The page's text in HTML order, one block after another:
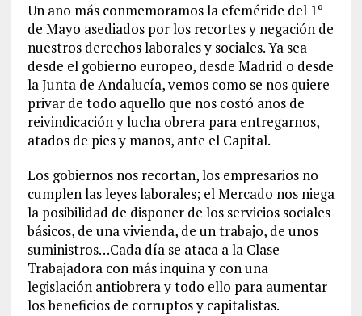
Un año más conmemoramos la efeméride del 1º
de Mayo asediados por los recortes y negación de
nuestros derechos laborales y sociales. Ya sea
desde el gobierno europeo, desde Madrid o desde
la Junta de Andalucía, vemos como se nos quiere
privar de todo aquello que nos costó años de
reivindicación y lucha obrera para entregarnos,
atados de pies y manos, ante el Capital.
Los gobiernos nos recortan, los empresarios no
cumplen las leyes laborales; el Mercado nos niega
la posibilidad de disponer de los servicios sociales
básicos, de una vivienda, de un trabajo, de unos
suministros…Cada día se ataca a la Clase
Trabajadora con más inquina y con una
legislación antiobrera y todo ello para aumentar
los beneficios de corruptos y capitalistas.